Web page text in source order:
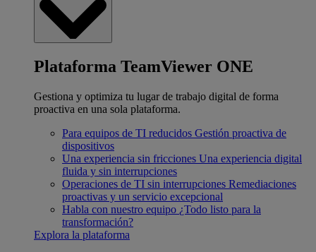
Plataforma TeamViewer ONE
Gestiona y optimiza tu lugar de trabajo digital de forma
proactiva en una sola plataforma.
Para equipos de TI reducidos Gestión proactiva de
dispositivos
Una experiencia sin fricciones Una experiencia digital
fluida y sin interrupciones
Operaciones de TI sin interrupciones Remediaciones
proactivas y un servicio excepcional
Habla con nuestro equipo ¿Todo listo para la
transformación?
Explora la plataforma